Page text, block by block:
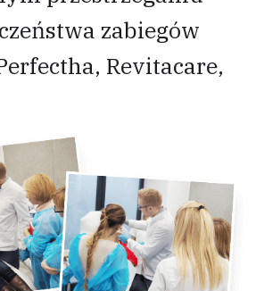
zabiegów
Revitacare,